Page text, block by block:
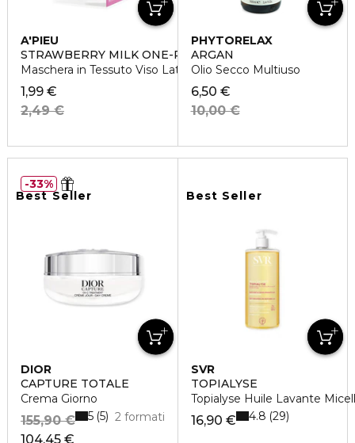
A'PIEU
STRAWBERRY MILK ONE-PACK
Maschera in Tessuto Viso Latte e Fragola
1,99 €
2,49 €
PHYTORELAX
ARGAN
Olio Secco Multiuso
6,50 €
10,00 €
Best Seller
DIOR
CAPTURE TOTALE
Crema Giorno
104,45 €
155,90 € 2 formati
5 5
33%
Best Seller
SVR
TOPIALYSE
Topialyse Huile Lavante
16,90 € 4.8 29